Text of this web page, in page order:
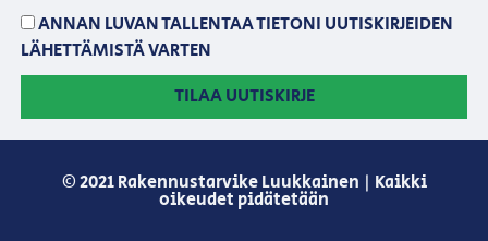
ANNAN LUVAN TALLENTAA TIETONI UUTISKIRJEIDEN
LÄHETTÄMISTÄ VARTEN
TILAA UUTISKIRJE
© 2021 Rakennustarvike Luukkainen | Kaikki
oikeudet pidätetään